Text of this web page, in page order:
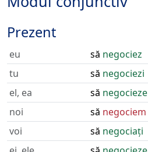
Prezent
eu să negociez
tu
să negociezi
el, ea
să negocieze
noi
să negociem
voi
să negociați